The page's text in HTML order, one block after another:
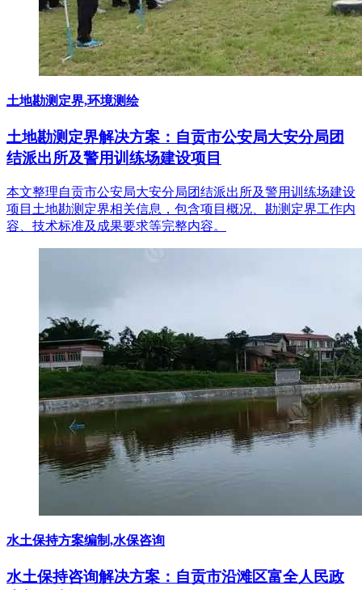
土地勘测定界,环境测绘
土地勘测定界解决方案：自贡市公安局大安分局团
结派出所及警用训练场建设项目
本文整理自贡市公安局大安分局团结派出所及警用训练场建设
项目土地勘测定界相关信息，包含项目概况、勘测定界工作内
容、技术标准及成果要求等完整内容。
水土保持方案编制,水保咨询
水土保持咨询解决方案：自贡市沿滩区富全人民政